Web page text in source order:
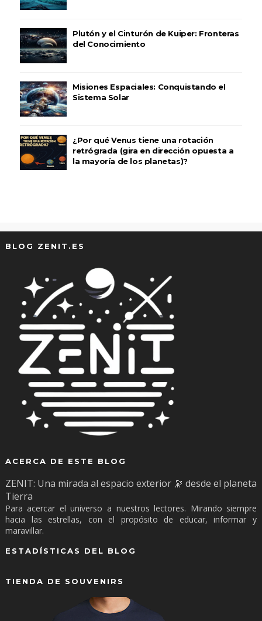
Plutón y el Cinturón de Kuiper: Fronteras
del Conocimiento
Misiones Espaciales: Conquistando el
Sistema Solar
¿Por qué Venus tiene una rotación
retrógrada (gira en dirección opuesta a
la mayoría de los planetas)?
BLOG ZENIT.ES
ACERCA DE ESTE BLOG
ZENIT: Una mirada al espacio exterior 🔭 desde el planeta
Tierra
Para acercar el universo a nuestros lectores. Mirando siempre
hacia las estrellas, con el propósito de educar, informar y
maravillar.
ESTADÍSTICAS DEL BLOG
TIENDA DE SOUVENIRS